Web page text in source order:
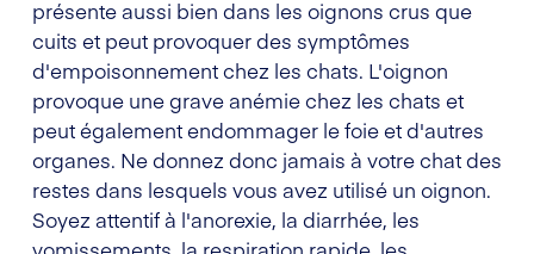
présente aussi bien dans les oignons crus que
cuits et peut provoquer des symptômes
d'empoisonnement chez les chats. L'oignon
provoque une grave anémie chez les chats et
peut également endommager le foie et d'autres
organes. Ne donnez donc jamais à votre chat des
restes dans lesquels vous avez utilisé un oignon.
Soyez attentif à l'anorexie, la diarrhée, les